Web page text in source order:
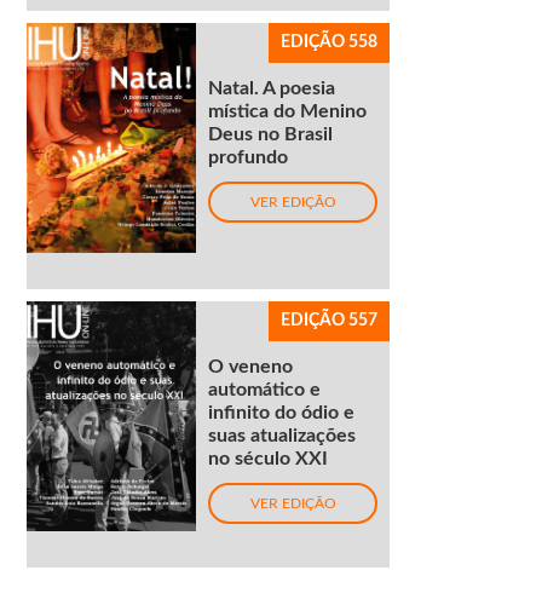
EDIÇÃO 558
Natal. A poesia
mística do Menino
Deus no Brasil
profundo
VER EDIÇÃO
EDIÇÃO 557
O veneno
automático e
infinito do ódio e
suas atualizações
no século XXI
VER EDIÇÃO